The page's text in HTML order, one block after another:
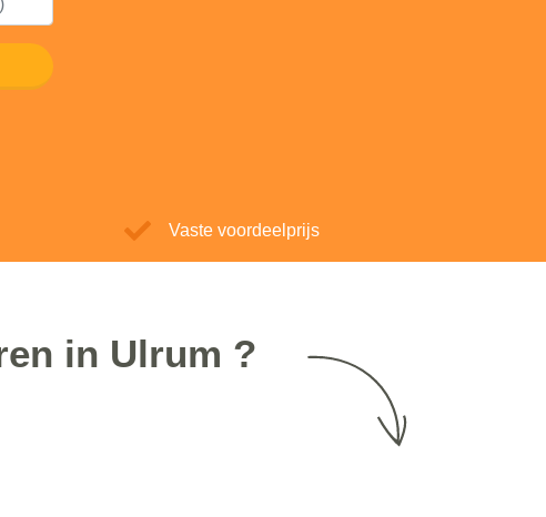
Vaste voordeelprijs
in Ulrum ?